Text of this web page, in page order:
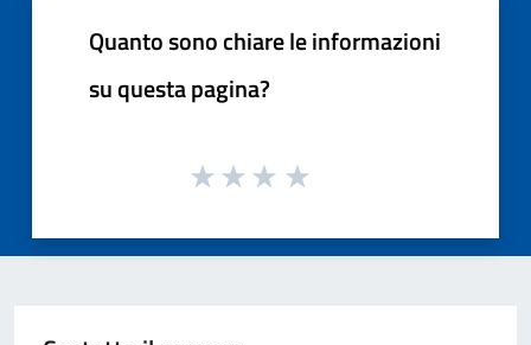
Quanto sono chiare le informazioni
su questa pagina?